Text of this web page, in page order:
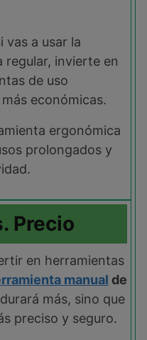
vas a usar la
regular, invierte en
de uso
económicas.
ergonómica
prolongados y
Precio
en herramientas
manual de
más, sino que
preciso y seguro.